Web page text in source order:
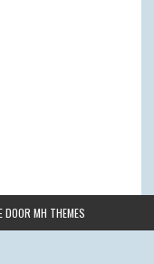
DOORMH THEMES